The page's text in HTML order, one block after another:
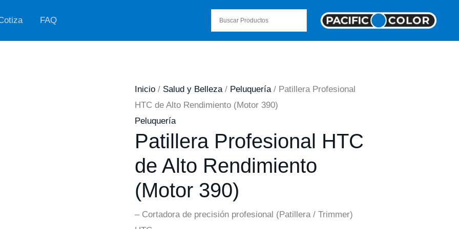
FAQ
Inicio/ Salud y Belleza/ Peluquería/ Patillera Profesional
HTC de Alto Rendimiento (Motor 390)
Peluquería
Patillera Profesional HTC
de Alto Rendimiento
(Motor 390)
– Cortadora de precisión profesional (Patillera / Trimmer)